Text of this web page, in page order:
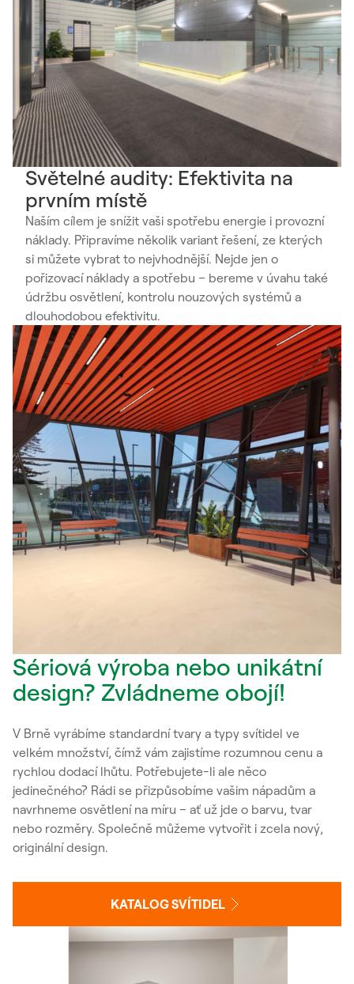
Světelné audity: Efektivita na
prvním místě
Naším cílem je snížit vaši spotřebu energie i provozní
náklady. Připravíme několik variant řešení, ze kterých
si můžete vybrat to nejvhodnější. Nejde jen o
pořizovací náklady a spotřebu – bereme v úvahu také
údržbu osvětlení, kontrolu nouzových systémů a
dlouhodobou efektivitu.
Sériová výroba nebo unikátní
design? Zvládneme obojí!
V Brně vyrábíme standardní tvary a typy svítidel ve
velkém množství, čímž vám zajistíme rozumnou cenu a
rychlou dodací lhůtu. Potřebujete-li ale něco
jedinečného? Rádi se přizpůsobíme vašim nápadům a
navrhneme osvětlení na míru – ať už jde o barvu, tvar
nebo rozměry. Společně můžeme vytvořit i zcela nový,
originální design.
KATALOG SVÍTIDEL